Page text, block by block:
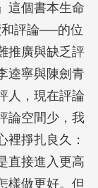
這個書本生命
評論──的位
推廣與缺乏評
逵寧與陳劍青
人，現在評論
論空間少，我
裡掙扎良久：
直接進入更高
樣做更好。但